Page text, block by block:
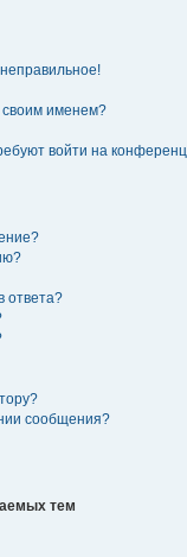
своим именем?
войти на
ответа?
сообщения?
тем